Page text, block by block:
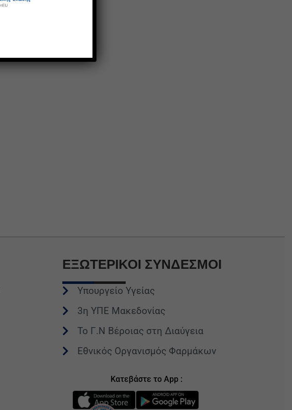
ΕΞΩΤΕΡΙΚΟΙ ΣΥΝΔΕΣΜΟΙ
Υπουργείο Υγείας
3η ΥΠΕ Μακεδονίας
Το Γ.Ν Βέροιας στη Διαύγεια
Εθνικός Οργανισμός Φαρμάκων
Κατεβάστε το App :